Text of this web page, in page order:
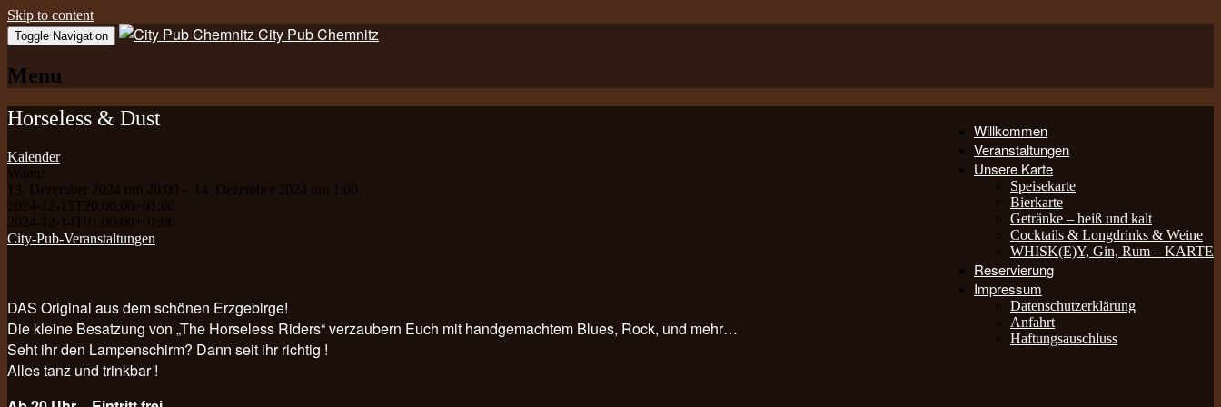
Skip to content
Toggle Navigation City Pub Chemnitz
Menu
Willkommen
Veranstaltungen
Unsere Karte
Speisekarte
Bierkarte
Getränke – heiß und kalt
Cocktails & Longdrinks & Weine
WHISK(E)Y, Gin, Rum – KARTE
Reservierung
Impressum
Datenschutzerklärung
Anfahrt
Haftungsauschluss
Horseless & Dust
Kalender
Wann:
13. Dezember 2024 um 20:00 – 14. Dezember 2024 um 1:00
2024-12-13T20:00:00+01:00
2024-12-14T01:00:00+01:00
City-Pub-Veranstaltungen
DAS Original aus dem schönen Erzgebirge!
Die kleine Besatzung von „The Horseless Riders“ verzaubern Euch mit handgemachtem Blues, Rock, und mehr…
Seht ihr den Lampenschirm? Dann seit ihr richtig !
Alles tanz und trinkbar !